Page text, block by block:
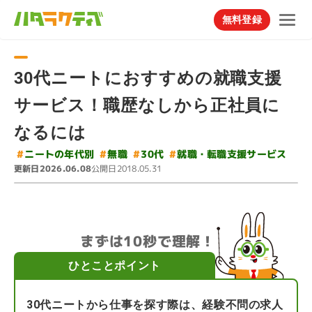
無料登録
30代ニートにおすすめの就職支援
サービス！職歴なしから正社員に
なるには
#ニートの年代別 #無職 #30代 #就職・転職支援サービス
更新日2026.06.08公開日2018.05.31
まずは10秒で理解！
ひとことポイント
30代ニートから仕事を探す際は、経験不問の求人